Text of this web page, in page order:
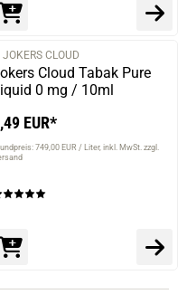
JOKERS CLOUD
Cloud Tabak Pure
0 mg / 10ml
EUR*
749,00 EUR / Liter inkl. MwSt. zzgl.